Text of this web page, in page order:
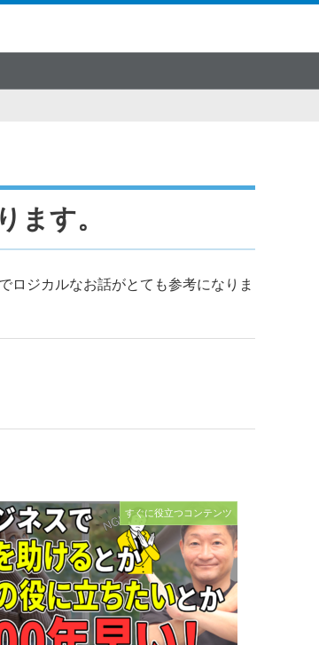
ます。
ロジカルなお話がとても参考になりま
すぐに役立つコンテンツ